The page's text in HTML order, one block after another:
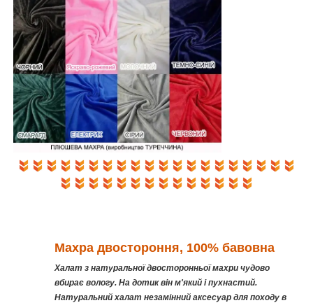
Махра двостороння, 100% бавовна
Халат з натуральної двосторонньої махри чудово
вбирає вологу. На дотик він м'який і пухнастий.
Натуральний халат незамінний аксесуар для походу в